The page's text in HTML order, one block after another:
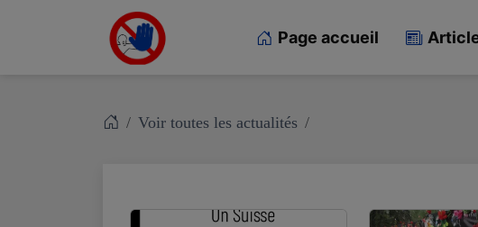
Page accueil
Voir toutes les actualités